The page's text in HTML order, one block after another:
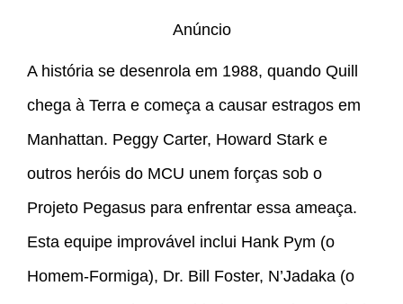
Anúncio
A história se desenrola em 1988, quando Quill
chega à Terra e começa a causar estragos em
Manhattan. Peggy Carter, Howard Stark e
outros heróis do MCU unem forças sob o
Projeto Pegasus para enfrentar essa ameaça.
Esta equipe improvável inclui Hank Pym (o
Homem-Formiga), Dr. Bill Foster, N’Jadaka (o